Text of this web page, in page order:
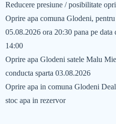
Reducere presiune / posibilitate
Oprire apa comuna Glodeni, pentru
05.08.2026 ora 20:30 pana pe data
14:00
Oprire apa Glodeni satele Malu
conducta sparta 03.08.2026
Oprire apa in comuna Glodeni
stoc apa in rezervor